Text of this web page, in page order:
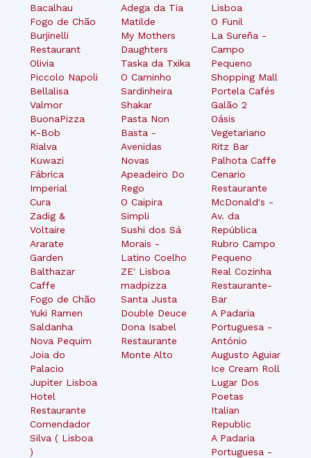
Bacalhau
Fogo de Chão
Burjinelli
Restaurant
Olivia
Piccolo Napoli
Bellalisa
Valmor
BuonaPizza
K-Bob
Rialva
Kuwazi
Fábrica
Imperial
Cura
Zadig &
Voltaire
Ararate
Garden
Balthazar
Caffe
Fogo de Chão
Yuki Ramen
Saldanha
Nova Pequim
Joia do
Palacio
Jupiter Lisboa
Hotel
Restaurante
Comendador
Silva ( Lisboa
)
Adega da Tia
Matilde
My Mothers
Daughters
Taska da Txika
O Caminho
Sardinheira
Shakar
Pasta Non
Basta -
Avenidas
Novas
Apeadeiro Do
Rego
O Caipira
Simpli
Sushi dos Sá
Morais -
Latino Coelho
ZE' Lisboa
madpizza
Santa Justa
Double Deuce
Dona Isabel
Restaurante
Monte Alto
Lisboa
O Funil
La Sureña -
Campo
Pequeno
Shopping Mall
Portela Cafés
Galão 2
Oásis
Vegetariano
Ritz Bar
Palhota Caffe
Cenario
Restaurante
McDonald's -
Av. da
República
Rubro Campo
Pequeno
Real Cozinha
Restaurante-
Bar
A Padaria
Portuguesa -
António
Augusto Aguiar
Ice Cream Roll
Lugar Dos
Poetas
Italian
Republic
A Padaria
Portuguesa -